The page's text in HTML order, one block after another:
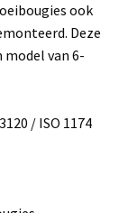
ook
Deze
model van 6-
/ ISO 1174